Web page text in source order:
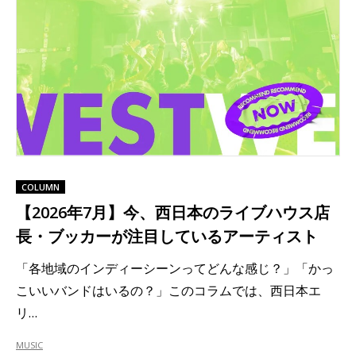
COLUMN
【2026年7月】今、西日本のライブハウス店
長・ブッカーが注目しているアーティスト
「各地域のインディーシーンってどんな感じ？」「かっ
こいいバンドはいるの？」このコラムでは、西日本エ
リ…
MUSIC